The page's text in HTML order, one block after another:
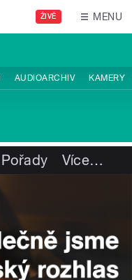
ŽIVĚ MENU
AUDIOARCHIV KAMERY
Pořady Více…